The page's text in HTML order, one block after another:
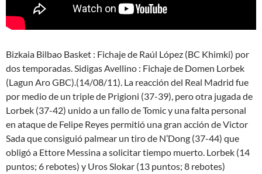
Bizkaia Bilbao Basket : Fichaje de Raúl López (BC Khimki) por
dos temporadas. Sidigas Avellino : Fichaje de Domen Lorbek
(Lagun Aro GBC).(14/08/11). La reacción del Real Madrid fue
por medio de un triple de Prigioni (37-39), pero otra jugada de
Lorbek (37-42) unido a un fallo de Tomic y una falta personal
en ataque de Felipe Reyes permitió una gran acción de Victor
Sada que consiguió palmear un tiro de N’Dong (37-44) que
obligó a Ettore Messina a solicitar tiempo muerto. Lorbek (14
puntos; 6 rebotes) y Uros Slokar (13 puntos; 8 rebotes)